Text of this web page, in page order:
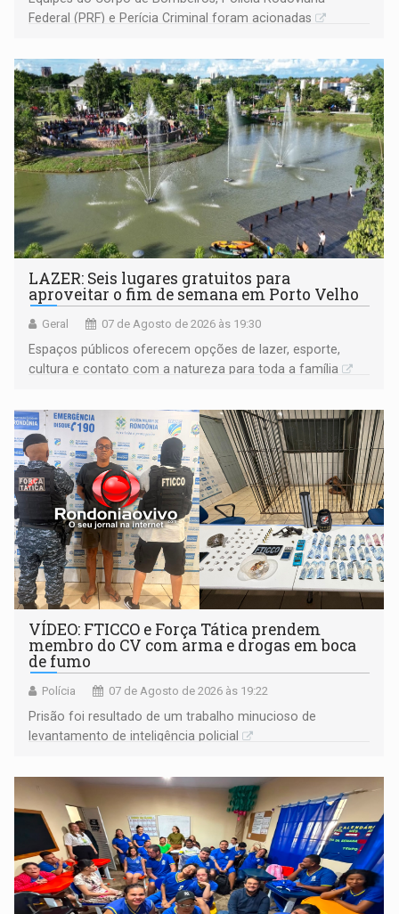
Federal (PRF) e Perícia Criminal foram acionadas
LAZER: Seis lugares gratuitos para
aproveitar o fim de semana em Porto Velho
Geral 07 de Agosto de 2026 às 19:30
Espaços públicos oferecem opções de lazer, esporte,
cultura e contato com a natureza para toda a família
VÍDEO: FTICCO e Força Tática prendem
membro do CV com arma e drogas em boca
de fumo
Polícia 07 de Agosto de 2026 às 19:22
Prisão foi resultado de um trabalho minucioso de
levantamento de inteligência policial